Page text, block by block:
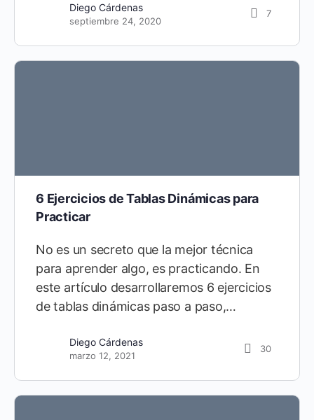
Diego Cárdenas
septiembre 24, 2020
7
6 Ejercicios de Tablas Dinámicas para
Practicar
No es un secreto que la mejor técnica
para aprender algo, es practicando. En
este artículo desarrollaremos 6 ejercicios
de tablas dinámicas paso a paso,…
Diego Cárdenas
marzo 12, 2021
30